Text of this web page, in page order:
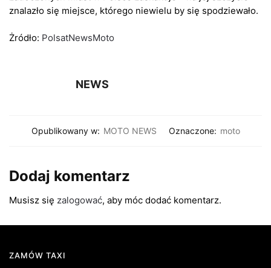
znalazło się miejsce, którego niewielu by się spodziewało.
Żródło: PolsatNewsMoto
NEWS
Opublikowany w: MOTO NEWS Oznaczone: moto
Dodaj komentarz
Musisz się zalogować, aby móc dodać komentarz.
ZAMÓW TAXI